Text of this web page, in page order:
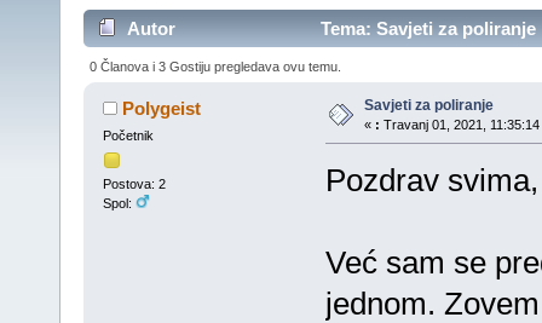
Autor Tema: Savjeti za
0 Članova i 3 Gostiju pregledava ovu temu.
Polygeist
Početnik
Postova: 2
Spol:
Savjeti za poliranje
« : Travanj 01, 2021,
Pozdrav svima,
Već sam se
jednom.